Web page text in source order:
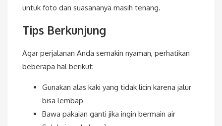
untuk foto dan suasananya masih tenang.
Tips Berkunjung
Agar perjalanan Anda semakin nyaman, perhatikan
beberapa hal berikut:
Gunakan alas kaki yang tidak licin karena jalur
bisa lembap
Bawa pakaian ganti jika ingin bermain air